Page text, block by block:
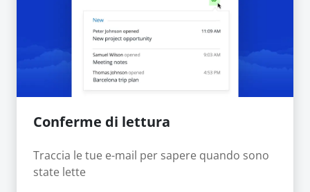
Conferme di lettura
Traccia le tue e-mail per sapere quando sono
state lette